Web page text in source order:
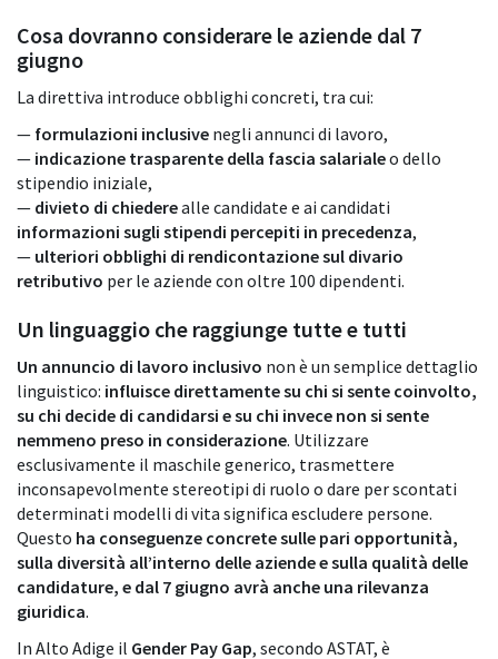
Cosa dovranno considerare le aziende dal 7
giugno
La direttiva introduce obblighi concreti, tra cui:
— formulazioni inclusive negli annunci di lavoro,
— indicazione trasparente della fascia salarialeo dello
stipendio iniziale,
— divieto di chiederealle candidate e ai candidati
informazioni sugli stipendi percepiti in precedenza,
— ulteriori obblighi di rendicontazione sul divario
retributivo per le aziende con oltre 100 dipendenti.
Un linguaggio che raggiunge tutte e tutti
Un annuncio di lavoro inclusivo non è un semplice dettaglio
linguistico: influisce direttamente su chi si sente coinvolto,
su chi decide di candidarsi e su chi invece non si sente
nemmeno preso in considerazione. Utilizzare
esclusivamente il maschile generico, trasmettere
inconsapevolmente stereotipi di ruolo o dare per scontati
determinati modelli di vita significa escludere persone.
Questo ha conseguenze concrete sulle pari opportunità,
sulla diversità all’interno delle aziende e sulla qualità delle
candidature, e dal 7 giugno avrà anche una rilevanza
giuridica.
In Alto Adige il Gender Pay Gap, secondo ASTAT, è